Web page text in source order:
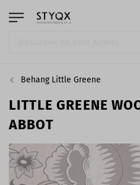
Behang Little Greene
LITTLE GREENE
ABBOT